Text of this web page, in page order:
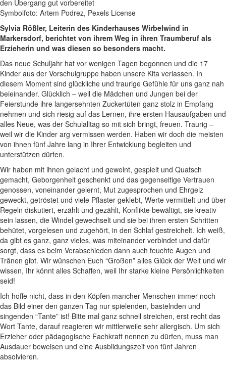
den Übergang gut vorbereitet
Symbolfoto: Artem Podrez, Pexels License
Sylvia Rößler, Leiterin des Kinderhauses Wirbelwind in
Markersdorf, berichtet von ihrem Weg in ihren Traumberuf als
Erzieherin und was diesen so besonders macht.
Das neue Schuljahr hat vor wenigen Tagen begonnen und die 17
Kinder aus der Vorschulgruppe haben unsere Kita verlassen. In
diesem Moment sind glückliche und traurige Gefühle für uns ganz nah
beieinander. Glücklich – weil die Mädchen und Jungen bei der
Feierstunde ihre langersehnten Zuckertüten ganz stolz in Empfang
nehmen und sich riesig auf das Lernen, ihre ersten Hausaufgaben und
alles Neue, was der Schulalltag so mit sich bringt, freuen. Traurig –
weil wir die Kinder arg vermissen werden. Haben wir doch die meisten
von ihnen fünf Jahre lang in Ihrer Entwicklung begleiten und
unterstützen dürfen.
Wir haben mit ihnen gelacht und geweint, gespielt und Quatsch
gemacht, Geborgenheit geschenkt und das gegenseitige Vertrauen
genossen, voneinander gelernt, Mut zugesprochen und Ehrgeiz
geweckt, getröstet und viele Pflaster geklebt, Werte vermittelt und über
Regeln diskutiert, erzählt und gezählt, Konflikte bewältigt, sie kreativ
sein lassen, die Windel gewechselt und sie bei ihren ersten Schritten
behütet, vorgelesen und zugehört, in den Schlaf gestreichelt. Ich weiß,
da gibt es ganz, ganz vieles, was miteinander verbindet und dafür
sorgt, dass es beim Verabschieden dann auch feuchte Augen und
Tränen gibt. Wir wünschen Euch “Großen” alles Glück der Welt und wir
wissen, Ihr könnt alles Schaffen, weil Ihr starke kleine Persönlichkeiten
seid!
Ich hoffe nicht, dass in den Köpfen mancher Menschen immer noch
das Bild einer den ganzen Tag nur spielenden, bastelnden und
singenden “Tante” ist! Bitte mal ganz schnell streichen, erst recht das
Wort Tante, darauf reagieren wir mittlerweile sehr allergisch. Um sich
Erzieher oder pädagogische Fachkraft nennen zu dürfen, muss man
Ausdauer beweisen und eine Ausbildungszeit von fünf Jahren
absolvieren.